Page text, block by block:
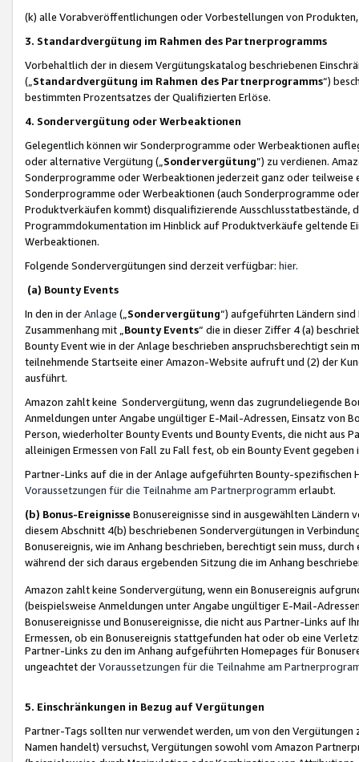
(k) alle Vorabveröffentlichungen oder Vorbestellungen von
3. Standardvergütung im Rahmen des Partnerprogramms
Vorbehaltlich der in diesem Vergütungskatalog beschriebenen
(„ Standardvergütung im Rahmen des Partnerprogramms“)
bestimmten Prozentsatzes der Qualifizierten Erlöse.
4. Sondervergütung oder Werbeaktionen
Gelegentlich können wir Sonderprogramme oder Werbeaktionen
oder alternative Vergütung („ Sondervergütung”) zu verdienen.
Sonderprogramme oder Werbeaktionen jederzeit ganz oder
Sonderprogramme oder Werbeaktionen (auch Sonderprogramme
Produktverkäufen kommt) disqualifizierende Ausschlusstatbestände,
Programmdokumentation im Hinblick auf Produktverkäufe geltende
Werbeaktionen.
Folgende Sondervergütungen sind derzeit verfügbar: hier.
(a) Bounty Events
In den in derAnlage („ Sondervergütung“) aufgeführten Ländern
Zusammenhang mit „ Bounty Events“ die in dieser Ziffer 4 (a)
Bounty Event wie in der Anlage beschrieben anspruchsberechtigt sein
teilnehmende Startseite einer Amazon-Website aufruft und (2) der
ausführt.
Amazon zahlt keine Sondervergütung, wenn das zugrundeliegende
Anmeldungen unter Angabe ungültiger E-Mail-Adressen, Einsatz von
Person, wiederholter Bounty Events und Bounty Events, die nicht
alleinigen Ermessen von Fall zu Fall fest, ob ein Bounty Event
Partner-Links auf die in der Anlage aufgeführten Bounty-spezifischen
Voraussetzungen für die Teilnahme am Partnerprogramm erlaubt.
(b) Bonus-Ereignisse Bonusereignisse sind in ausgewählten Ländern
diesem Abschnitt 4(b) beschriebenen Sondervergütungen in
Bonusereignis, wie im Anhang beschrieben, berechtigt sein muss,
während der sich daraus ergebenden Sitzung die im Anhang
Amazon zahlt keine Sondervergütung, wenn ein Bonusereignis
(beispielsweise Anmeldungen unter Angabe ungültiger E-Mail-
Bonusereignisse und Bonusereignisse, die nicht aus Partner-Links auf
Ermessen, ob ein Bonusereignis stattgefunden hat oder ob eine
Partner-Links zu den im Anhang aufgeführten Homepages für
ungeachtet derVoraussetzungen für die Teilnahme am
5. Einschränkungen in Bezug auf Vergütungen
Partner-Tags sollten nur verwendet werden, um von den
Namen handelt) versuchst, Vergütungen sowohl vom Amazon